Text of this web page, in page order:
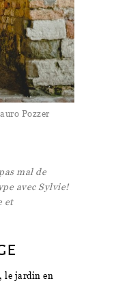
Pozzer
mal de
avec Sylvie!
et
le jardin en